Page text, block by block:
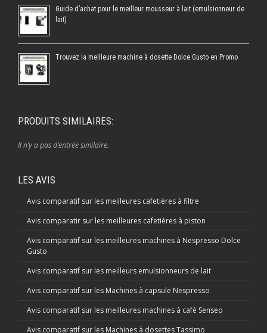
Guide d’achat pour le meilleur mousseur à lait (emulsionneur de
lait)
Trouvez la meilleure machine à dosette Dolce Gusto en Promo
PRODUITS SIMILAIRES:
Il n’y a pas d’entrée similaire.
LES AVIS
Avis comparatif sur les meilleures cafetières à filtre
Avis comparatir sur les meilleures cafetières à piston
Avis comparatif sur les meilleures machines à Nespresso Dolce
Gusto
Avis comparatif sur les meilleurs emulsionneurs de lait
Avis comparatif sur les Machines à capsule Nespresso
Avis comparatif sur les meilleures machines à café Senseo
Avis comparatif sur les Machines à dosettes Tassimo